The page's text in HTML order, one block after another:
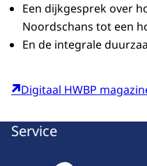
Een dijkgesprek over
Noordschans tot een
En de integrale
Digitaal HWBP
Service